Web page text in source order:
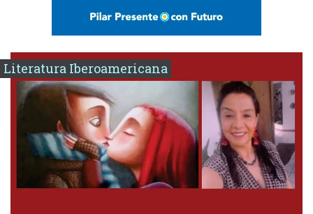
Literatura Iberoamericana